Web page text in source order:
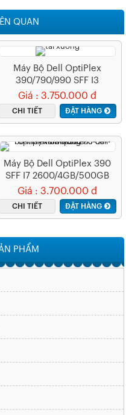
QUAN
Máy Bộ Dell OptiPlex
390/790/990 SFF I3
2100/4GB/500GB
Giá : 3.750.000 đ
CHI TIẾT ĐẶT HÀNG
Máy Bộ Dell OptiPlex 390
SFF I7 2600/4GB/500GB
Giá : 3.700.000 đ
CHI TIẾT ĐẶT HÀNG
PHẨM